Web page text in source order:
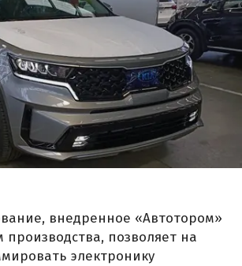
внедренное «Автотором»
позволяет на
электронику